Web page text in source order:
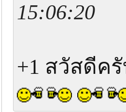
15:06:20
+1 สวัสดีค